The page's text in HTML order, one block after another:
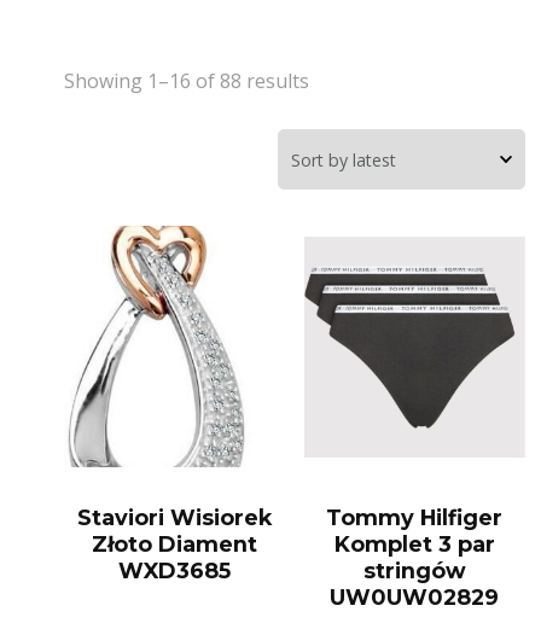
Showing 1–16 of 88 results
Staviori Wisiorek
Złoto Diament
WXD3685
Tommy Hilfiger
Komplet 3 par
stringów
UW0UW02829